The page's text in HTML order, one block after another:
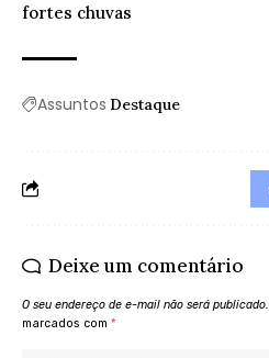
fortes chuvas
Assuntos Destaque
Deixe um comentário
O seu endereço de e-mail não será publicado.
marcados com *